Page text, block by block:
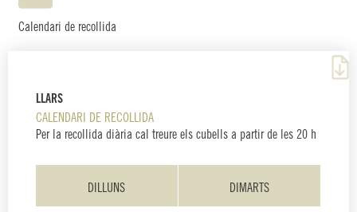
Calendari de recollida
LLARS
CALENDARI DE RECOLLIDA
Per la recollida diària cal treure els cubells a partir de les 20 h
DILLUNS DIMARTS